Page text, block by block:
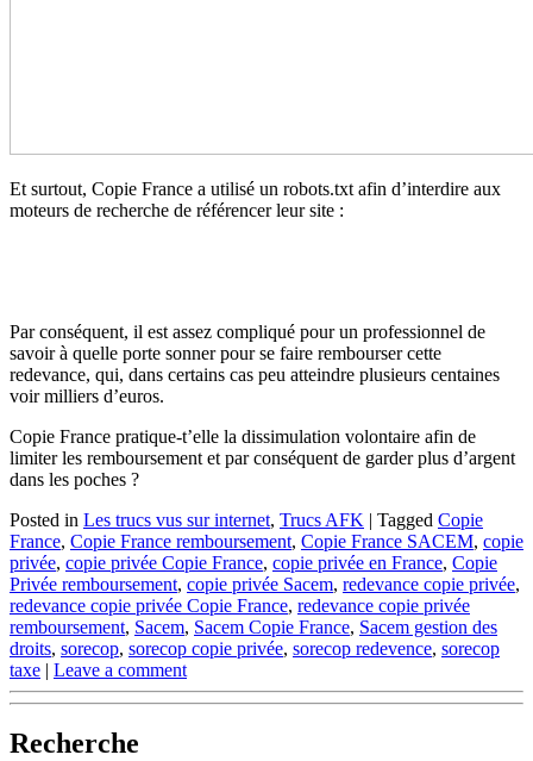
Et surtout, Copie France a utilisé un robots.txt afin d’interdire aux
moteurs de recherche de référencer leur site :
Par conséquent, il est assez compliqué pour un professionnel de
savoir à quelle porte sonner pour se faire rembourser cette
redevance, qui, dans certains cas peu atteindre plusieurs centaines
voir milliers d’euros.
Copie France pratique-t’elle la dissimulation volontaire afin de
limiter les remboursement et par conséquent de garder plus d’argent
dans les poches ?
Posted in Les trucs vus sur internet, Trucs AFK | Tagged Copie
France, Copie France remboursement, Copie France SACEM, copie
privée, copie privée Copie France, copie privée en France, Copie
Privée remboursement, copie privée Sacem, redevance copie privée,
redevance copie privée Copie France, redevance copie privée
remboursement, Sacem, Sacem Copie France, Sacem gestion des
droits, sorecop, sorecop copie privée, sorecop redevence, sorecop
taxe | Leave a comment
Recherche